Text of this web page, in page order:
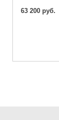
63 200 руб.